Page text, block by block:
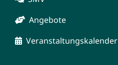
Angebote
Veranstaltungskalender